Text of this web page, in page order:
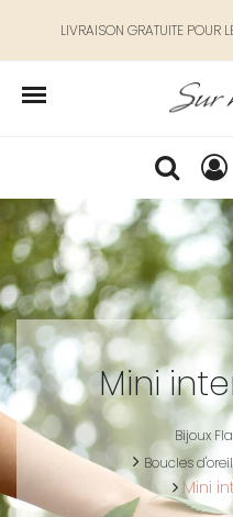
LIVRAISON GRATUITE POUR
Mini
Bijoux
Boucles
Mini